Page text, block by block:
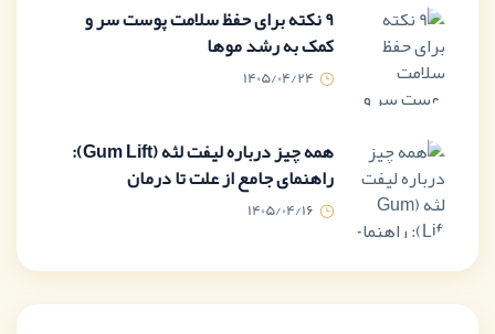
9 نکته برای حفظ سلامت پوست سر و
کمک به رشد موها
1405/04/24
همه چیز درباره لیفت لثه (Gum Lift):
راهنمای جامع از علت تا درمان
1405/04/16